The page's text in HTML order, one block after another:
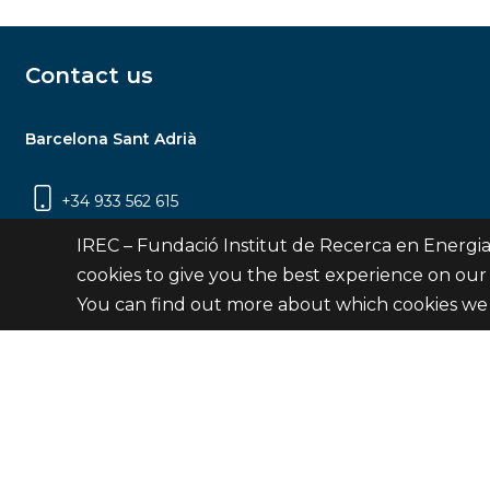
Contact us
Barcelona Sant Adrià
+34 933 562 615
Carrer Jardins de les Dones de Negre, 1, 2a
planta | 08930 Sant Adrià de Besòs
IREC – Fundació Institut de Recerca en
cookies to give you the best experience on our
You can find out more about which cookies